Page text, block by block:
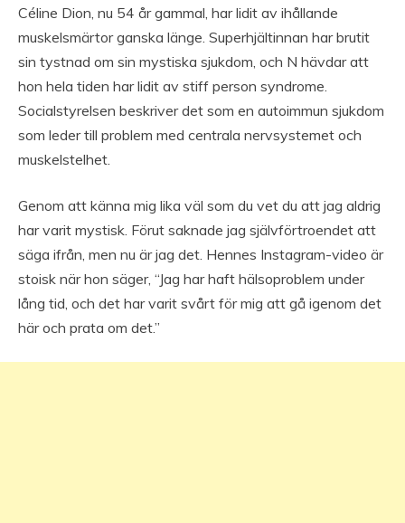
Céline Dion, nu 54 år gammal, har lidit av ihållande
muskelsmärtor ganska länge. Superhjältinnan har brutit
sin tystnad om sin mystiska sjukdom, och N hävdar att
hon hela tiden har lidit av stiff person syndrome.
Socialstyrelsen beskriver det som en autoimmun sjukdom
som leder till problem med centrala nervsystemet och
muskelstelhet.
Genom att känna mig lika väl som du vet du att jag aldrig
har varit mystisk. Förut saknade jag självförtroendet att
säga ifrån, men nu är jag det. Hennes Instagram-video är
stoisk när hon säger, “Jag har haft hälsoproblem under
lång tid, och det har varit svårt för mig att gå igenom det
här och prata om det.”